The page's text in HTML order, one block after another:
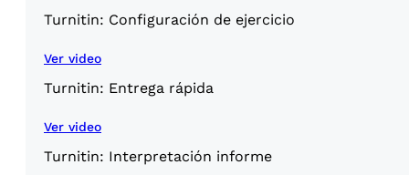
Turnitin: Configuración de ejercicio
Ver video
Turnitin: Entrega rápida
Ver video
Turnitin: Interpretación informe